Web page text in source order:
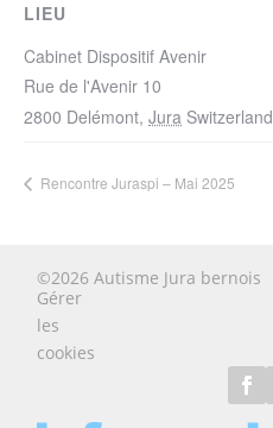
LIEU
Cabinet Dispositif Avenir
Rue de l'Avenir 10
2800 Delémont, Jura Switzerland
Rencontre Juraspi – Mai 2025
©2026 Autisme Jura bernois
Gérer
les
cookies